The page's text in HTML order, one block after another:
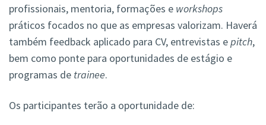
profissionais, mentoria, formações e workshops
práticos focados no que as empresas valorizam. Haverá
também feedback aplicado para CV, entrevistas epitch,
bem como ponte para oportunidades de estágio e
programas de trainee.
Os participantes terão a oportunidade de: